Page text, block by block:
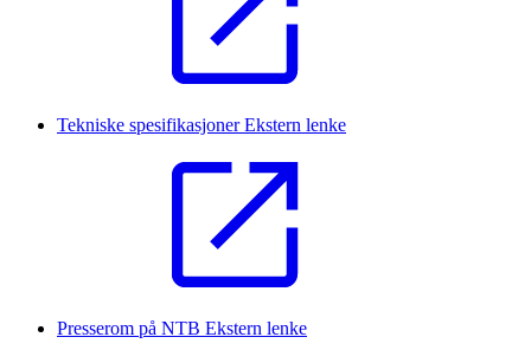
Tekniske spesifikasjonerEkstern lenke
Presserom på NTB Ekstern lenke